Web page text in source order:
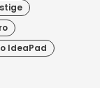
IdeaPad